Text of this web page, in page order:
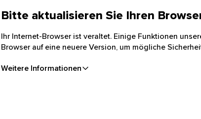
Bitte aktualisieren Sie Ihren
Ihr Internet-Browser ist veraltet. Einige Funktionen
Browser auf eine neuere Version, um mögliche
Weitere Informationen